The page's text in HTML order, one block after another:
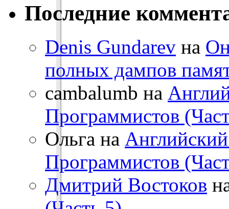
Последние
Denis Gundarev на
полных дампов
cambalumb на
Программистов
Ольга на
Программистов
Дмитрий Востоков